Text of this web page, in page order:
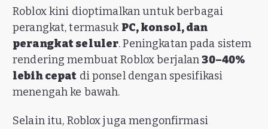
Roblox kini dioptimalkan untuk berbagai
perangkat, termasuk PC, konsol, dan
perangkat seluler. Peningkatan pada sistem
rendering membuat Roblox berjalan30–40%
lebih cepat di ponsel dengan spesifikasi
menengah ke bawah.
Selain itu, Roblox juga mengonfirmasi